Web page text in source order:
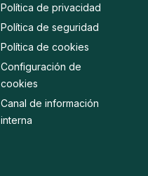
Política de privacidad
Política de seguridad
Política de cookies
Configuración de
cookies
Canal de información
interna